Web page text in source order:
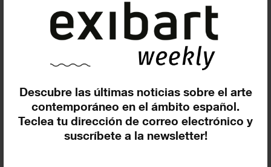
Descubre las últimas noticias sobre el arte
contemporáneo en el ámbito español.
Teclea tu dirección de correo electrónico y
suscríbete a la newsletter!
española que acoge una muestra
21 MARZO 2022